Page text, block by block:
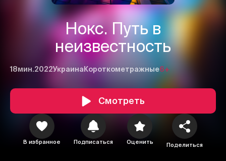
Нокс. Путь в
неизвестность
18мин.2022Украина Короткометражные6+
Смотреть
В избранное Подписаться Оценить Поделиться
1 2 3